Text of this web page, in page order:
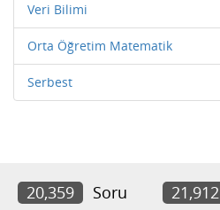
Veri Bilimi
Orta Öğretim Matematik
Serbest
20,359 Soru 21,912